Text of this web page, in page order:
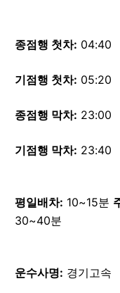
종점행 첫차: 04:40
기점행 첫차: 05:20
종점행 막차: 23:00
기점행 막차: 23:40
평일배차: 10~15분
30~40분
운수사명: 경기고속